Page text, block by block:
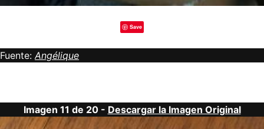
Save
Fuente: Angélique
Imagen 11 de 20 - Descargar la Imagen Original